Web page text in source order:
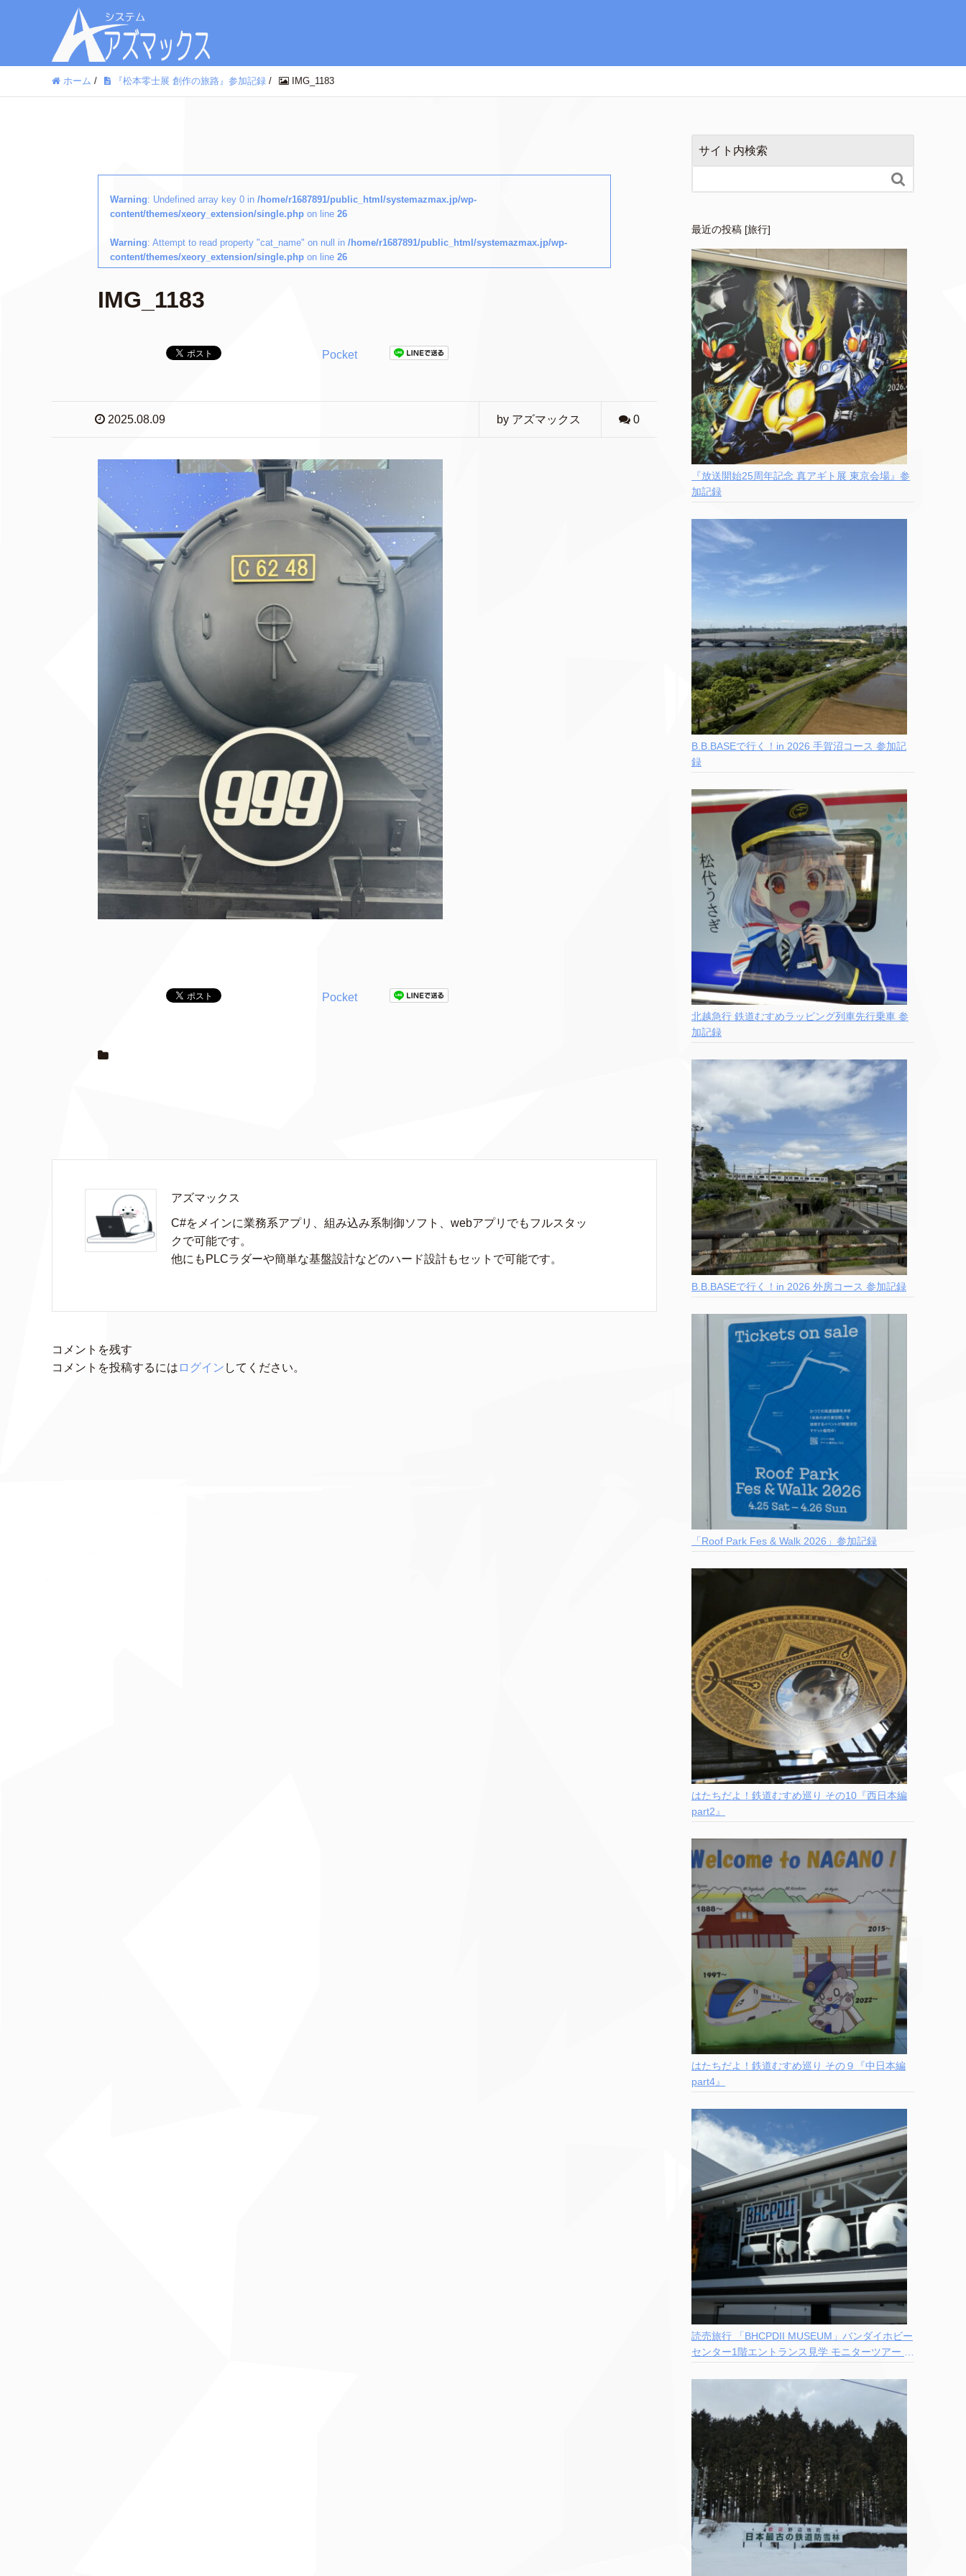
ホーム / 『松本零士展 創作の旅路』参加記録 / IMG_1183
Warning: Undefined array key 0 in /home/r1687891/public_html/systemazmax.jp/wp-
content/themes/xeory_extension/single.php on line 26
Warning: Attempt to read property "cat_name" on null in /home/r1687891/public_html/systemazmax.jp/wp-
content/themes/xeory_extension/single.php on line 26
IMG_1183
Pocket
2025.08.09 by アズマックス 0
Pocket
アズマックス
C#をメインに業務系アプリ、組み込み系制御ソフト、webアプリでもフルスタッ
クで可能です。
他にもPLCラダーや簡単な基盤設計などのハード設計もセットで可能です。
コメントを残す
コメントを投稿するには ログイン してください。
サイト内検索

最近の投稿 [旅行]
『放送開始25周年記念 真アギト展 東京会場』参
加記録
B.B.BASEで行く！in 2026 手賀沼コース 参加記
録
北越急行 鉄道むすめラッピング列車先行乗車 参
加記録
B.B.BASEで行く！in 2026 外房コース 参加記録
「Roof Park Fes & Walk 2026」参加記録
はたちだよ！鉄道むすめ巡り その10『西日本編
part2』
はたちだよ！鉄道むすめ巡り その９『中日本編
part4』
読売旅行 「BHCPDII MUSEUM」バンダイホビー
センター1階エントランス見学 モニターツアー 参